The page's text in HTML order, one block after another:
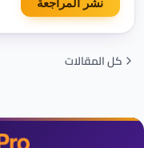
كل المقالات